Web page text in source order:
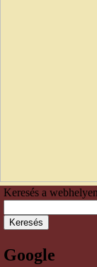
Keresés a
Google